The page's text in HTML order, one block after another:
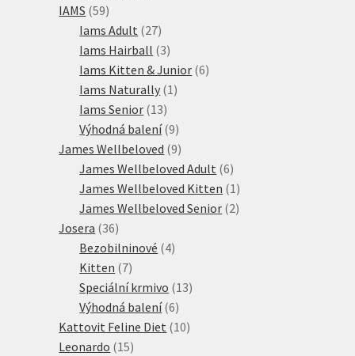
IAMS 5959
produktů
Iams Adult 2727
produktů
Iams Hairball 33
produkty
Iams Kitten & Junior 66
Iams Naturally 1 1
Iams Senior 1313
produktů
Výhodná balení 99
produktů
James Wellbeloved 99
produktů
James Wellbeloved Adult 66
produktů
James Wellbeloved Kitten 1 1
produkt
James Wellbeloved Senior 22
Josera 3636
produktů
Bezobilninové 44
Kitten 77
produktů
Speciální krmivo 1313
Výhodná balení 66
produktů
Kattovit Feline Diet 1010
Leonardo 1515